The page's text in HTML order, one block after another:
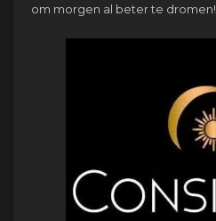
om morgen al beter te dromen!